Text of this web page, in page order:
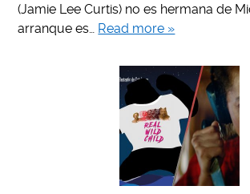
(Jamie Lee Curtis) no es hermana de
arranque es… Read more »